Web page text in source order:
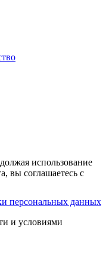
персональных данных
использование
вы соглашаетесь с
и условиями